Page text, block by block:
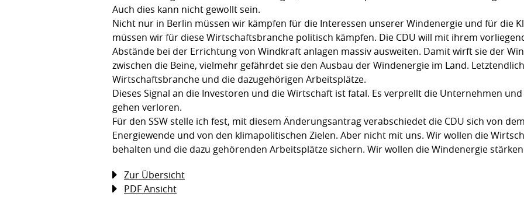
Auch dies kann nicht gewollt sein.
Nicht nur in Berlin müssen wir kämpfen für die Interessen unserer Windenergie und für die
müssen wir für diese Wirtschaftsbranche politisch kämpfen. Die CDU will mit ihrem
Abstände bei der Errichtung von Windkraft anlagen massiv ausweiten. Damit wirft sie der
zwischen die Beine, vielmehr gefährdet sie den Ausbau der Windenergie im Land.
Wirtschaftsbranche und die dazugehörigen Arbeitsplätze.
Dieses Signal an die Investoren und die Wirtschaft ist fatal. Es verprellt die Unternehmen
gehen verloren.
Für den SSW stelle ich fest, mit diesem Änderungsantrag verabschiedet die CDU sich von
Energiewende und von den klimapolitischen Zielen. Aber nicht mit uns. Wir wollen die
behalten und die dazu gehörenden Arbeitsplätze sichern. Wir wollen die Windenergie
Zur Übersicht
PDF Ansicht